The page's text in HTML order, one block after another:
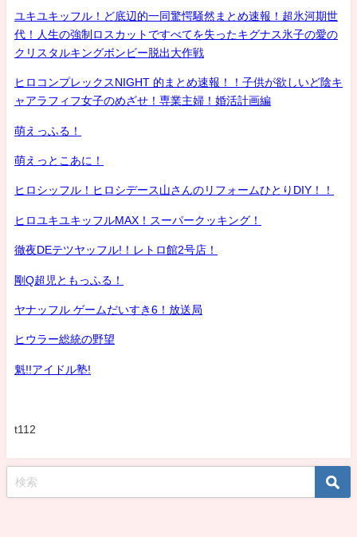
ユキユキッフル！ど底辺的一同驚愕騒然まとめ速報！超氷河期世
代！人生の強制ロスカットですべてを失ったキグナス氷子の愛の
クリスタルキングボンビー脱出大作戦
ヒロコンプレックスNIGHT 的まとめ速報！！子供が欲しいど陰キ
ャアラフィフ女子のめざせ！専業主婦！婚活計画編
萌えっふる！
萌えっとこあに！
ヒロシッフル！ヒロシデース山さんのリフォームひとりDIY！！
ヒロユキユキッフルMAX！スーパークッキング！
徹夜DEテツヤッフル!！レトロ館2号店！
剛Q超児ともっふる！
ヤナッフル ゲームだいすき6！放送局
ヒウラー総統の野望
魁!!アイドル塾!
t112